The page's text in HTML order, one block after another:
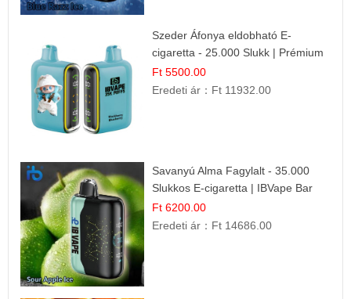
Szeder Áfonya eldobható E-
cigaretta - 25.000 Slukk | Prémium
Gyümölcs Íz
Ft 5500.00
Eredeti ár： Ft 11932.00
Savanyú Alma Fagylalt - 35.000
Slukkos E-cigaretta | IBVape Bar
Ft 6200.00
Eredeti ár： Ft 14686.00